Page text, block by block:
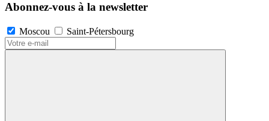
Abonnez-vous à la newsletter
Moscou Saint-Pétersbourg